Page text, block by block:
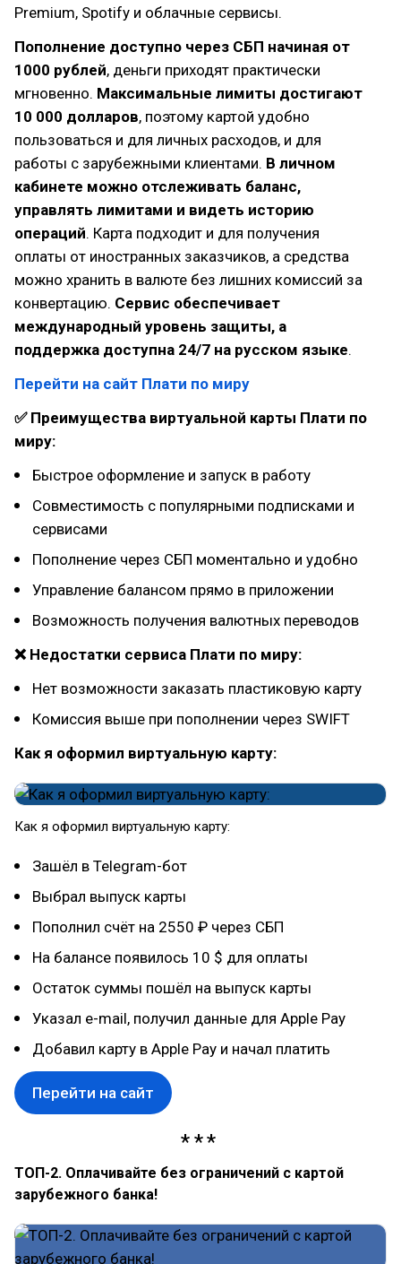
Premium, Spotify и облачные сервисы.
Пополнение доступно через СБП начиная от
1000 рублей, деньги приходят практически
мгновенно. Максимальные лимиты достигают
10 000 долларов, поэтому картой удобно
пользоваться и для личных расходов, и для
работы с зарубежными клиентами. В личном
кабинете можно отслеживать баланс,
управлять лимитами и видеть историю
операций. Карта подходит и для получения
оплаты от иностранных заказчиков, а средства
можно хранить в валюте без лишних комиссий за
конвертацию. Сервис обеспечивает
международный уровень защиты, а
поддержка доступна 24/7 на русском языке.
Перейти на сайт Плати по миру
✅ Преимущества виртуальной карты Плати по
миру:
Быстрое оформление и запуск в работу
Совместимость с популярными подписками и
сервисами
Пополнение через СБП моментально и удобно
Управление балансом прямо в приложении
Возможность получения валютных переводов
❌ Недостатки сервиса Плати по миру:
Нет возможности заказать пластиковую карту
Комиссия выше при пополнении через SWIFT
Как я оформил виртуальную карту:
Как я оформил виртуальную карту:
Зашёл в Telegram-бот
Выбрал выпуск карты
Пополнил счёт на 2550 ₽ через СБП
На балансе появилось 10 $ для оплаты
Остаток суммы пошёл на выпуск карты
Указал e-mail, получил данные для Apple Pay
Добавил карту в Apple Pay и начал платить
Перейти на сайт
ТОП-2. Оплачивайте без ограничений с картой
зарубежного банка!